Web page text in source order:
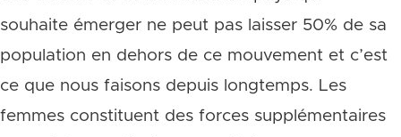
souhaite émerger ne peut pas laisser 50% de sa
population en dehors de ce mouvement et c’est
ce que nous faisons depuis longtemps. Les
femmes constituent des forces supplémentaires